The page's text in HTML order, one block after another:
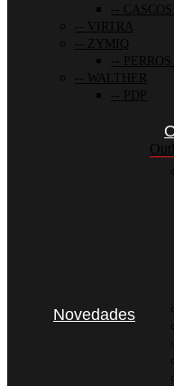
VIRTRA
ZYMIQ
WALTHER
PDP
Novedades